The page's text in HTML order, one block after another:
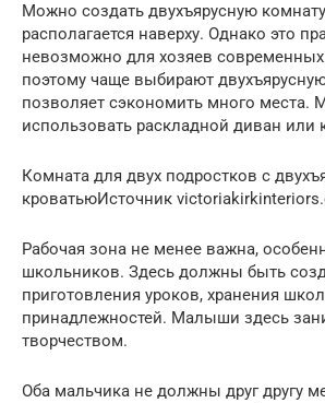
Можно создать двухъярусную
располагается наверху. Однако это
невозможно для хозяев современных
поэтому чаще выбирают
позволяет сэкономить много места.
использовать раскладной диван или
Комната для двух подростков с
кроватьюИсточник
Рабочая зона не менее важна,
школьников. Здесь должны быть
приготовления уроков, хранения
принадлежностей. Малыши здесь
творчеством.
Оба мальчика не должны друг другу